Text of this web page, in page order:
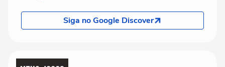
Siga no Google Discover